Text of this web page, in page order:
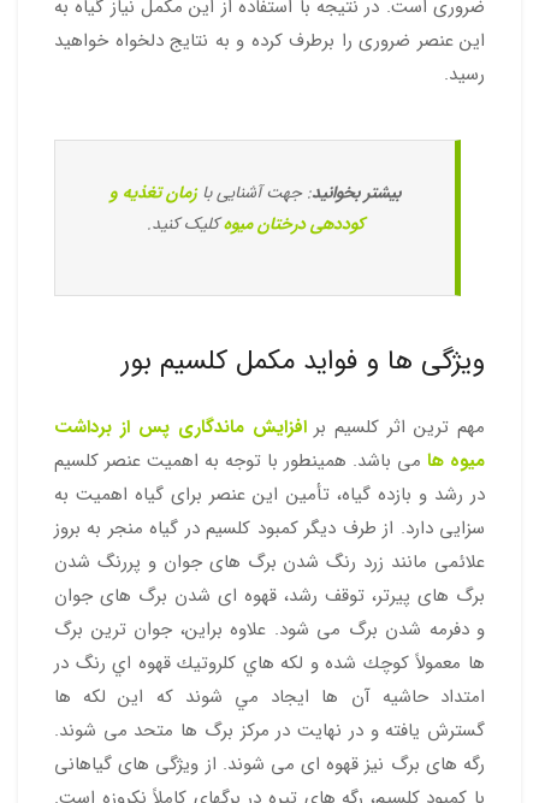
ضروری است. در نتیجه با استفاده از این مکمل نیاز گیاه به
این عنصر ضروری را برطرف کرده و به نتایج دلخواه خواهید
رسید.
بیشتر بخوانید: جهت آشنایی بازمان تغذیه و
کوددهی درختان میوهکلیک کنید.
ویژگی ها و فواید مکمل کلسیم بور
مهم ترین اثر کلسیم برافزایش ماندگاری پس از برداشت
میوه ها می باشد. همینطور با توجه به اهمیت عنصر کلسیم
در رشد و بازده گیاه، تأمین این عنصر برای گیاه اهمیت به
سزایی دارد. از طرف دیگر کمبود کلسیم در گیاه منجر به بروز
علائمی مانند زرد رنگ شدن برگ های جوان و پررنگ شدن
برگ های پیرتر، توقف رشد، قهوه ای شدن برگ های جوان
و دفرمه شدن برگ می شود. علاوه براین، جوان ترين برگ
ها معمولاً كوچك شده و لكه هاي كلروتيك قهوه اي رنگ در
امتداد حاشيه آن ها ايجاد مي شوند كه این لکه ها
گسترش یافته و در نهايت در مركز برگ ها متحد می شوند.
رگه های برگ نیز قهوه ای می شوند. از ویژگی های گیاهانی